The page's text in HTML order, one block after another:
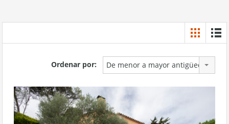
Ordenar por: De menor a mayor antigüedad